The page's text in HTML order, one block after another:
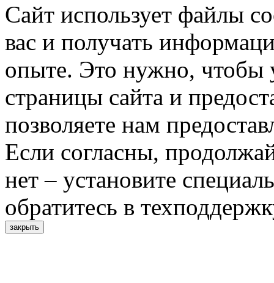
Сайт использует файлы
вас и получать
опыте. Это нужно, чтобы
страницы сайта и
позволяете нам
Если согласны,
нет – установите
обратитесь в
закрыть